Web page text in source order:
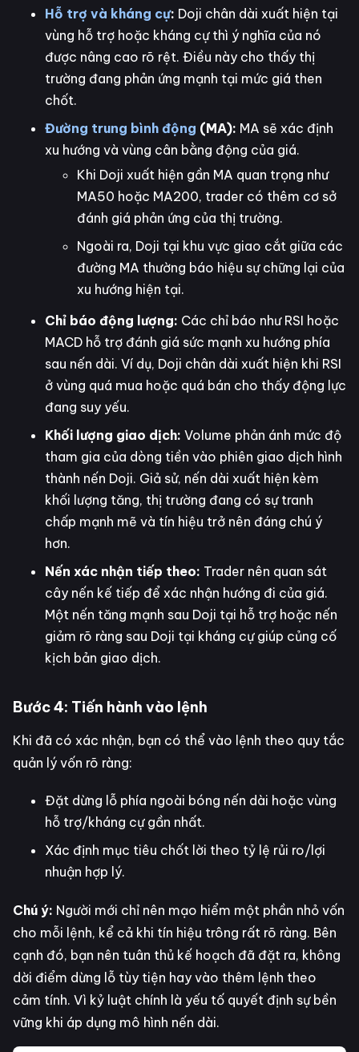
Hỗ trợ và kháng cự: Doji chân dài xuất hiện tại
vùng hỗ trợ hoặc kháng cự thì ý nghĩa của nó
được nâng cao rõ rệt. Điều này cho thấy thị
trường đang phản ứng mạnh tại mức giá then
chốt.
Đường trung bình động (MA): MA sẽ xác định
xu hướng và vùng cân bằng động của giá.
Khi Doji xuất hiện gần MA quan trọng như
MA50 hoặc MA200, trader có thêm cơ sở
đánh giá phản ứng của thị trường.
Ngoài ra, Doji tại khu vực giao cắt giữa các
đường MA thường báo hiệu sự chững lại của
xu hướng hiện tại.
Chỉ báo động lượng: Các chỉ báo như RSI hoặc
MACD hỗ trợ đánh giá sức mạnh xu hướng phía
sau nến dài. Ví dụ, Doji chân dài xuất hiện khi RSI
ở vùng quá mua hoặc quá bán cho thấy động lực
đang suy yếu.
Khối lượng giao dịch: Volume phản ánh mức độ
tham gia của dòng tiền vào phiên giao dịch hình
thành nến Doji. Giả sử, nến dài xuất hiện kèm
khối lượng tăng, thị trường đang có sự tranh
chấp mạnh mẽ và tín hiệu trở nên đáng chú ý
hơn.
Nến xác nhận tiếp theo: Trader nên quan sát
cây nến kế tiếp để xác nhận hướng đi của giá.
Một nến tăng mạnh sau Doji tại hỗ trợ hoặc nến
giảm rõ ràng sau Doji tại kháng cự giúp củng cố
kịch bản giao dịch.
Bước 4: Tiến hành vào lệnh
Khi đã có xác nhận, bạn có thể vào lệnh theo quy tắc
quản lý vốn rõ ràng:
Đặt dừng lỗ phía ngoài bóng nến dài hoặc vùng
hỗ trợ/kháng cự gần nhất.
Xác định mục tiêu chốt lời theo tỷ lệ rủi ro/lợi
nhuận hợp lý.
Chú ý: Người mới chỉ nên mạo hiểm một phần nhỏ vốn
cho mỗi lệnh, kể cả khi tín hiệu trông rất rõ ràng. Bên
cạnh đó, bạn nên tuân thủ kế hoạch đã đặt ra, không
dời điểm dừng lỗ tùy tiện hay vào thêm lệnh theo
cảm tính. Vì kỷ luật chính là yếu tố quyết định sự bền
vững khi áp dụng mô hình nến dài.